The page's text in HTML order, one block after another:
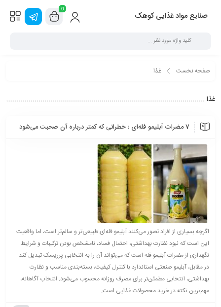
صنایع مواد غذایی کوهک
0
صفحه نخست غذا
غذا
7 مضرات آبلیمو فله‌ای ؛ خطراتی که کمتر درباره آن صحبت می‌شود
اگرچه بسیاری از افراد تصور می‌کنند آبلیمو فله‌ای طبیعی‌تر و سالم‌تر است، اما واقعیت
این است که نبود نظارت بهداشتی، احتمال فساد، نامشخص بودن ترکیبات و شرایط
نگهداری از مضرات آبلیمو فله است که می‌تواند آن را به انتخابی پرریسک تبدیل کند.
در مقابل، آبلیمو صنعتی استاندارد با کنترل کیفیت، بسته‌بندی مناسب و نظارت
بهداشتی، انتخابی مطمئن‌تر برای مصرف روزانه محسوب می‌شود. انتخاب آگاهانه،
مهم‌ترین نکته در خرید محصولات غذایی است.